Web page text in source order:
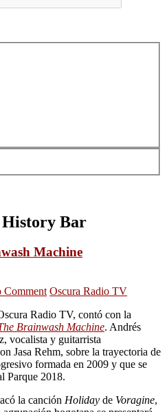
History Bar
Machine
Comment Oscura Radio TV
Radio TV, contó con la
Brainwash Machine. Andrés
vocalista y guitarrista
Jasa Rehm, sobre la trayectoria de
formada en 2009 y que se
Parque 2018.
la canción Holiday de Voragine,